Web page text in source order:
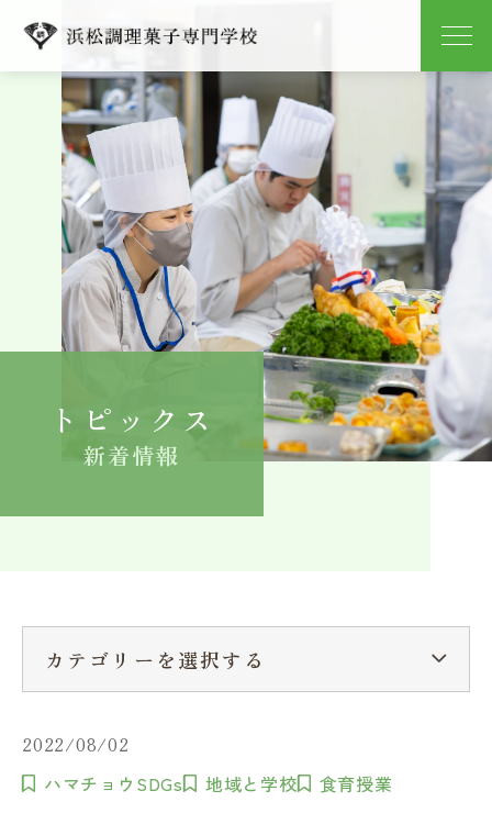
学校紹介
学科紹介
キャンパスライフ
就職
よくある質問
卒業生の方へ在学生へ一般の方へ（教室・講習会）
トピックス
新着情報
2022/08/02
ハマチョウSDGs 地域と学校 食育授業
カテゴリーを選択する